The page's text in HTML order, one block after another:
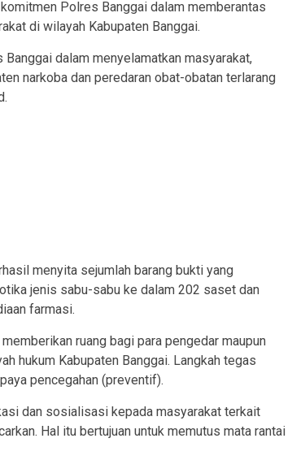
Polres Banggai dalam memberantas
di wilayah Kabupaten Banggai.
dalam menyelamatkan masyarakat,
narkoba dan peredaran obat-obatan terlarang
menyita sejumlah barang bukti yang
jenis sabu-sabu ke dalam 202 saset dan
farmasi.
ruang bagi para pengedar maupun
hukum Kabupaten Banggai. Langkah tegas
pencegahan (preventif).
dan sosialisasi kepada masyarakat terkait
Hal itu bertujuan untuk memutus mata rantai